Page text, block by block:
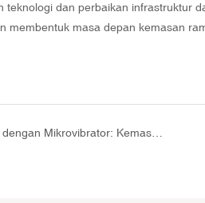
teknologi dan perbaikan infrastruktur
membentuk masa depan kemasan
Tabung Krim Mata dengan Mikrovibrator: Kemasan Canggih untuk Peremajaan Mata di Rumah